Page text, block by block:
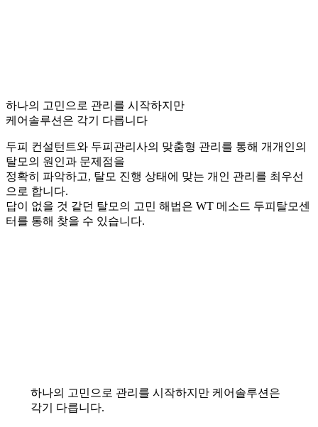
하나의 고민으로 관리를 시작하지만
케어솔루션은 각기 다릅니다
두피 컨설턴트와 두피관리사의 맞춤형 관리를 통해 개개인의
탈모의 원인과 문제점을
정확히 파악하고, 탈모 진행 상태에 맞는 개인 관리를 최우선
으로 합니다.
답이 없을 것 같던 탈모의 고민 해법은 WT 메소드 두피탈모센
터를 통해 찾을 수 있습니다.
하나의 고민으로 관리를 시작하지만 케어솔루션은
각기 다릅니다.